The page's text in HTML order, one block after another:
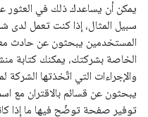
يمكن أن يساعدك ذلك في
سبيل المثال، إذا كنت تعمل لدى
المستخدمين يبحثون عن حادث
الخاصة بشركتك، يمكنك كتابة
والإجراءات التي اتّخذتها الشركة
يبحثون عن قسائم بالاقتران مع
توفير صفحة توضّح فيها ما إذا